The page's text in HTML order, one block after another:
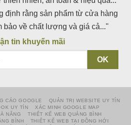
định rằng sản phẩm từ cửa hàng
bảo về chất lượng và giá cả..."
tin khuyến mãi
CÁO GOOGLE
QUẢN TRỊ WEBSITE UY TÍN
UY TÍN
XÁC MINH GOOGLE MAP
NẴNG
THIẾT KẾ WEB QUẢNG BÌNH
BÌNH
THIẾT KẾ WEB TẠI ĐỒNG HỚI